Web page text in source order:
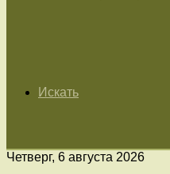
Искать
Четверг, 6 августа 2026